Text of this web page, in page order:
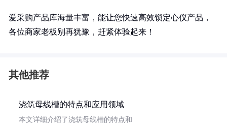
爱采购产品库海量丰富，能让您快速高效锁定心仪产品，
各位商家老板别再犹豫，赶紧体验起来！
其他推荐
浇筑母线槽的特点和应用领域
本文详细介绍了浇筑母线槽的特点和